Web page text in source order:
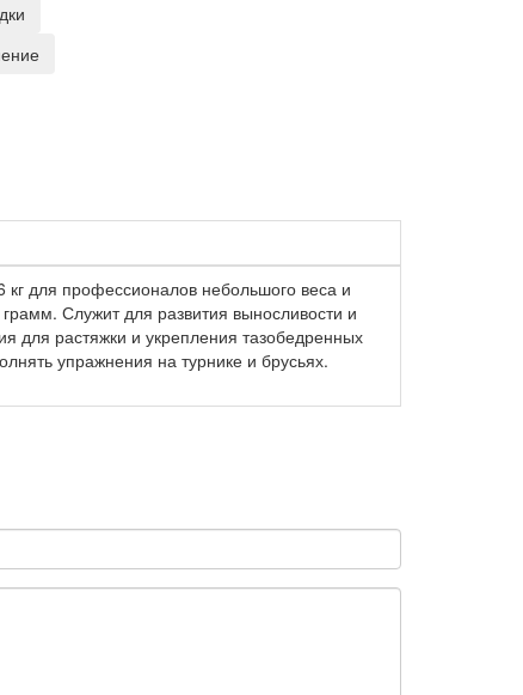
для профессионалов небольшого веса и
Служит для развития выносливости и
для растяжки и укрепления тазобедренных
упражнения на турнике и брусьях.